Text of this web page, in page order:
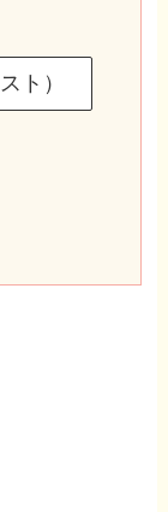
ト）